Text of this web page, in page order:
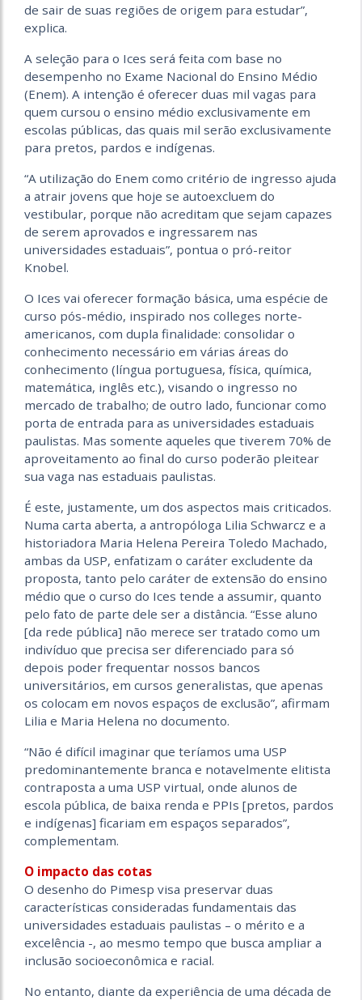
de sair de suas regiões de origem para estudar”,
explica.
A seleção para o Ices será feita com base no
desempenho no Exame Nacional do Ensino Médio
(Enem). A intenção é oferecer duas mil vagas para
quem cursou o ensino médio exclusivamente em
escolas públicas, das quais mil serão exclusivamente
para pretos, pardos e indígenas.
“A utilização do Enem como critério de ingresso ajuda
a atrair jovens que hoje se autoexcluem do
vestibular, porque não acreditam que sejam capazes
de serem aprovados e ingressarem nas
universidades estaduais”, pontua o pró-reitor
Knobel.
O Ices vai oferecer formação básica, uma espécie de
curso pós-médio, inspirado nos colleges norte-
americanos, com dupla finalidade: consolidar o
conhecimento necessário em várias áreas do
conhecimento (língua portuguesa, física, química,
matemática, inglês etc.), visando o ingresso no
mercado de trabalho; de outro lado, funcionar como
porta de entrada para as universidades estaduais
paulistas. Mas somente aqueles que tiverem 70% de
aproveitamento ao final do curso poderão pleitear
sua vaga nas estaduais paulistas.
É este, justamente, um dos aspectos mais criticados.
Numa carta aberta, a antropóloga Lilia Schwarcz e a
historiadora Maria Helena Pereira Toledo Machado,
ambas da USP, enfatizam o caráter excludente da
proposta, tanto pelo caráter de extensão do ensino
médio que o curso do Ices tende a assumir, quanto
pelo fato de parte dele ser a distância. “Esse aluno
[da rede pública] não merece ser tratado como um
indivíduo que precisa ser diferenciado para só
depois poder frequentar nossos bancos
universitários, em cursos generalistas, que apenas
os colocam em novos espaços de exclusão”, afirmam
Lilia e Maria Helena no documento.
“Não é difícil imaginar que teríamos uma USP
predominantemente branca e notavelmente elitista
contraposta a uma USP virtual, onde alunos de
escola pública, de baixa renda e PPIs [pretos, pardos
e indígenas] ficariam em espaços separados”,
complementam.
O impacto das cotas
O desenho do Pimesp visa preservar duas
características consideradas fundamentais das
universidades estaduais paulistas – o mérito e a
excelência -, ao mesmo tempo que busca ampliar a
inclusão socioeconômica e racial.
No entanto, diante da experiência de uma década de